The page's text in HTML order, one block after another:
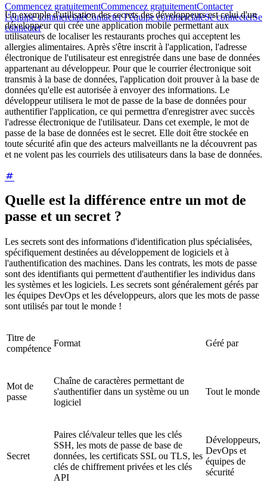
Commencez gratuitementCommencez gratuitementContacter
l’équipe commercialeContacter l’équipe commercialeSe connecterSe
connecter
Un exemple d'utilisation des secrets des développeurs est celui d'un
développeur qui crée une application mobile permettant aux
utilisateurs de localiser les restaurants proches qui acceptent les
allergies alimentaires. Après s'être inscrit à l'application, l'adresse
électronique de l'utilisateur est enregistrée dans une base de données
appartenant au développeur. Pour que le courrier électronique soit
transmis à la base de données, l'application doit prouver à la base de
données qu'elle est autorisée à envoyer des informations. Le
développeur utilisera le mot de passe de la base de données pour
authentifier l'application, ce qui permettra d'enregistrer avec succès
l'adresse électronique de l'utilisateur. Dans cet exemple, le mot de
passe de la base de données est le secret. Elle doit être stockée en
toute sécurité afin que des acteurs malveillants ne la découvrent pas
et ne volent pas les courriels des utilisateurs dans la base de données.
Quelle est la différence entre un mot de
passe et un secret ?
Les secrets sont des informations d'identification plus spécialisées,
spécifiquement destinées au développement de logiciels et à
l'authentification des machines. Dans les contrats, les mots de passe
sont des identifiants qui permettent d'authentifier les individus dans
les systèmes et les logiciels. Les secrets sont généralement gérés par
les équipes DevOps et les développeurs, alors que les mots de passe
sont utilisés par tout le monde !
Titre de
compétence
Format Géré par
Mot de
passe
Chaîne de caractères permettant de
s'authentifier dans un système ou un
logiciel
Tout le monde
Secret
Paires clé/valeur telles que les clés
SSH, les mots de passe de base de
données, les certificats SSL ou TLS, les
clés de chiffrement privées et les clés
API
Développeurs,
DevOps et
équipes de
sécurité